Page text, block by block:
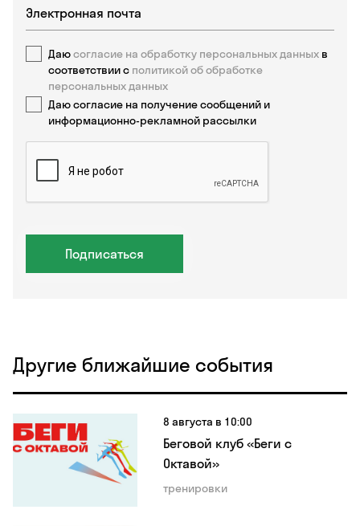
Даюсогласие на обработку персональных данных в
соответствии с политикой об обработке
персональных данных
Даю согласие на получение сообщений и
информационно-рекламной рассылки
Подписаться
Другие ближайшие события
8 августа в 10:00
Беговой клуб «Беги с
Октавой»
тренировки